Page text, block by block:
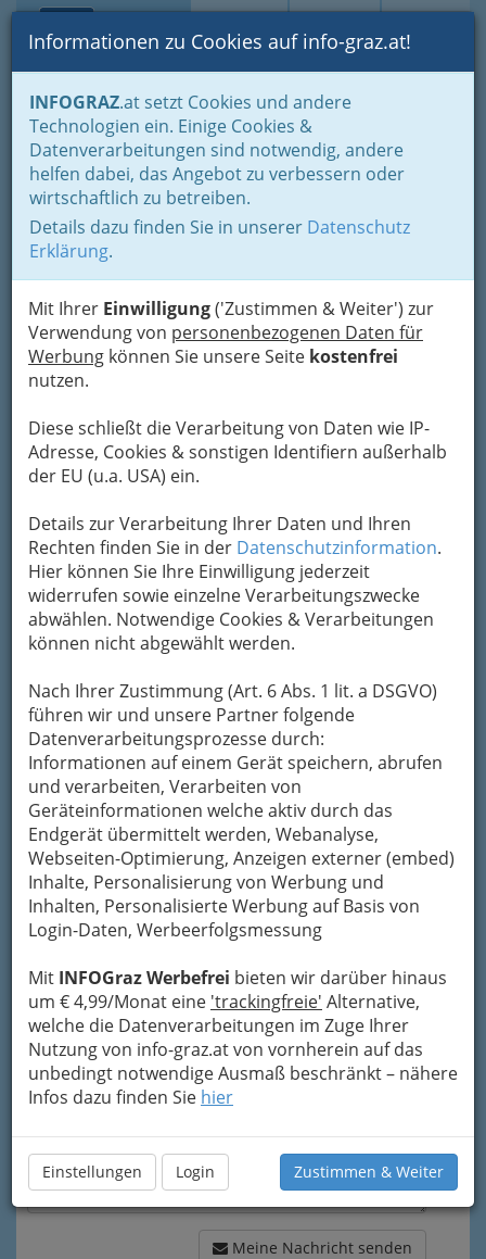
Suche Login Toggle
Informationen zu Cookies auf info-graz.at!
INFOGRAZ.at setzt Cookies und andere
Technologien ein. Einige Cookies &
Datenverarbeitungen sind notwendig, andere
helfen dabei, das Angebot zu verbessern oder
wirtschaftlich zu betreiben.
Details dazu finden Sie in unserer Datenschutz
Erklärung.
Mit Ihrer Einwilligung('Zustimmen & Weiter') zur
Verwendung von personenbezogenen Daten für
Werbung können Sie unsere Seite kostenfrei
nutzen.
Diese schließt die Verarbeitung von Daten wie IP-
Adresse, Cookies & sonstigen Identifiern außerhalb
der EU (u.a. USA) ein.
Details zur Verarbeitung Ihrer Daten und Ihren
Rechten finden Sie in der Datenschutzinformation.
Hier können Sie Ihre Einwilligung jederzeit
widerrufen sowie einzelne Verarbeitungszwecke
abwählen. Notwendige Cookies & Verarbeitungen
können nicht abgewählt werden.
Nach Ihrer Zustimmung (Art. 6 Abs. 1 lit. a DSGVO)
führen wir und unsere Partner folgende
Datenverarbeitungsprozesse durch:
Informationen auf einem Gerät speichern, abrufen
und verarbeiten, Verarbeiten von
Geräteinformationen welche aktiv durch das
Endgerät übermittelt werden, Webanalyse,
Webseiten-Optimierung, Anzeigen externer (embed)
Inhalte, Personalisierung von Werbung und
Inhalten, Personalisierte Werbung auf Basis von
Login-Daten, Werbeerfolgsmessung
Mit INFOGraz Werbefrei bieten wir darüber hinaus
um € 4,99/Monat eine 'trackingfreie' Alternative,
welche die Datenverarbeitungen im Zuge Ihrer
Nutzung von info-graz.at von vornherein auf das
unbedingt notwendige Ausmaß beschränkt – nähere
Infos dazu finden Sie hier
Einstellungen Login Zustimmen & Weiter
Home Lifestyle
Feste feiern
Der schönste Tag im Leben für viele
Planung erspart Ärger und Stress vor dem Heiraten
Hochzeitstorte
INTERSPAR Gesellschaft
m.b.H. Citypark
Lazarettgürtel 55 Citypark, 8020 Graz
+43 316 710 436-723
Gutschein
Karte
Karte anzeigen
Kontaktaufnahme
Um die Info-Graz Firmenvor Spam-Mails zu
bewahren, verwenden wir an dieser Stelle zur
Übermittlung Ihrer Nachricht ein sicheres
Formular. Ihre Nachricht wird nach dem
Absenden umgehend per Mail an das
Unternehmen INTERSPAR Gesellschaft m.b.H.
Citypark weitergeleitet.
Mein Name
Meine Email Adresse
Mein Betreff
Meine Nachricht
Meine Nachricht senden